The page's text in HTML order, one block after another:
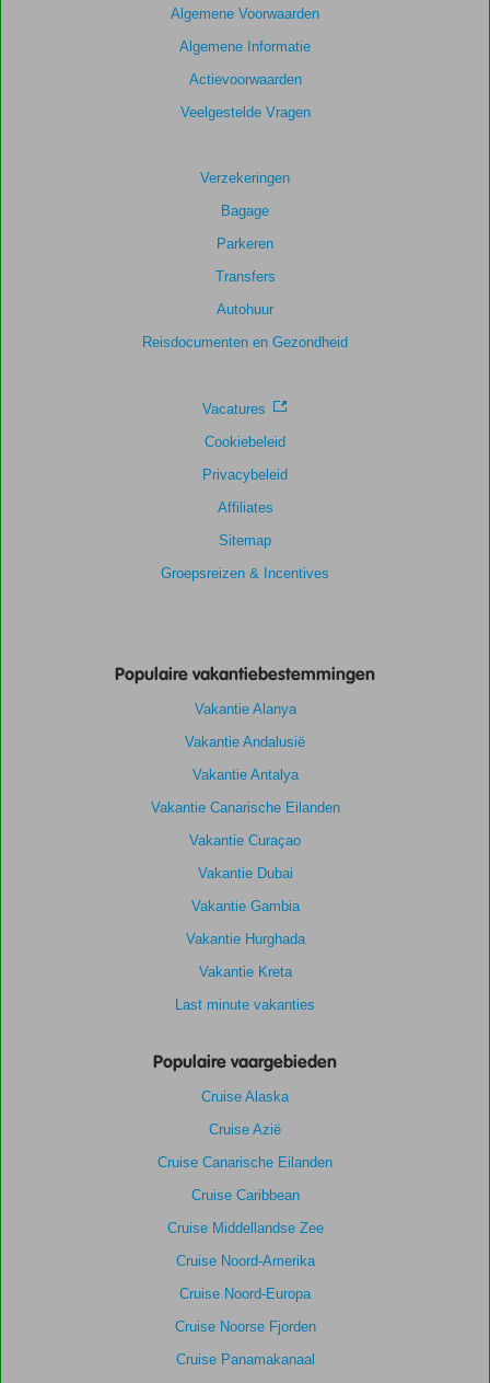
7,8
Kindvriendelijk
Wifi kwaliteit
5,8
Algemene Voorwaarden
Algemene Informatie
Actievoorwaarden
Veelgestelde Vragen
Verzekeringen
Bagage
Parkeren
Transfers
Autohuur
Reisdocumenten en Gezondheid
Vacatures
Cookiebeleid
Privacybeleid
Affiliates
Sitemap
Groepsreizen & Incentives
Populaire vakantiebestemmingen
Vakantie Alanya
Vakantie Andalusië
Vakantie Antalya
Vakantie Canarische Eilanden
Vakantie Curaçao
Vakantie Dubai
Vakantie Gambia
Vakantie Hurghada
Vakantie Kreta
Last minute vakanties
Populaire vaargebieden
Cruise Alaska
Cruise Azië
Cruise Canarische Eilanden
Cruise Caribbean
Cruise Middellandse Zee
Cruise Noord-Amerika
Cruise Noord-Europa
Cruise Noorse Fjorden
Cruise Panamakanaal